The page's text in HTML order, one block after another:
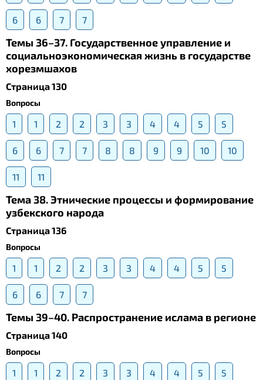
6 6 7 7
Темы 36–37. Государственное управление и
социальноэкономическая жизнь в государстве
хорезмшахов
Страница 130
Вопросы
1 1 2 2 3 3 4 4 5 5
6 6 7 7 8 8 9 9 10 10
11 11
Тема 38. Этнические процессы и формирование
узбекского народа
Страница 136
Вопросы
1 1 2 2 3 3 4 4 5 5
6 6 7 7
Темы 39–40. Распространение ислама в регионе
Страница 140
Вопросы
1 1 2 2 3 3 4 4 5 5